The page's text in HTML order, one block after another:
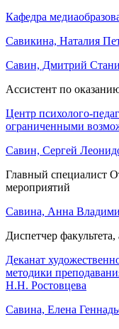
Кафедра
Савикина, Наталия
Савин, Дмитрий
Ассистент по
Центр психолого-
ограниченными
Савин, Сергей
Главный специалист
мероприятий
Савина, Анна
Диспетчер факультета,
Деканат
методики
Н.Н. Ростовцева
Савина, Елена